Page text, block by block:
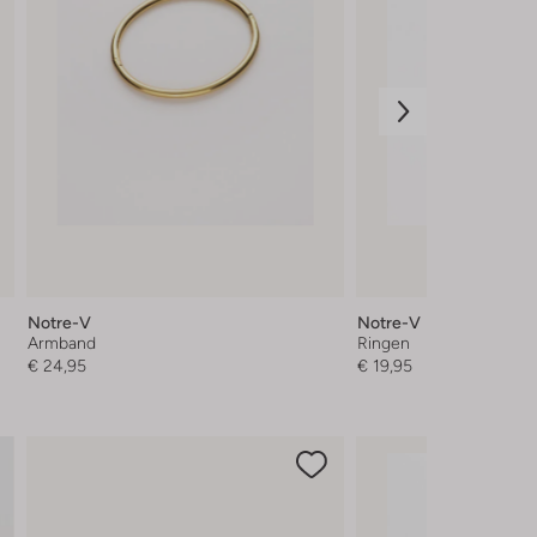
Notre-V
Armband
€ 24,95
Notre-V
Ringen
€ 19,95